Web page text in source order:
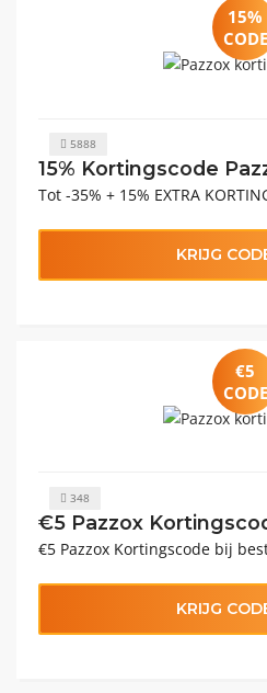
15%
CODE
5888
15% Kortingscode
Tot -35% + 15% EXTRA
KRIJG
€5
CODE
348
€5 Pazzox
€5 Pazzox Kortingscode bij
KRIJG